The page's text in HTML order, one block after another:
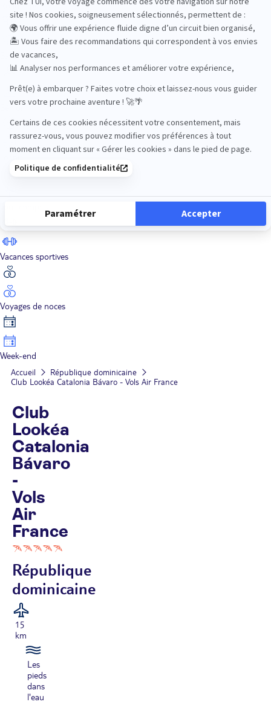
Road Trips
Safari
Sénior
Vacances sportives
Voyages de noces
Week-end
Accueil
République dominicaine
Club Lookéa Catalonia Bávaro - Vols Air France
Club
Lookéa
Catalonia
Bávaro
-
Vols
Air
France
République
dominicaine
15
km
Les
pieds
dans
l'eau